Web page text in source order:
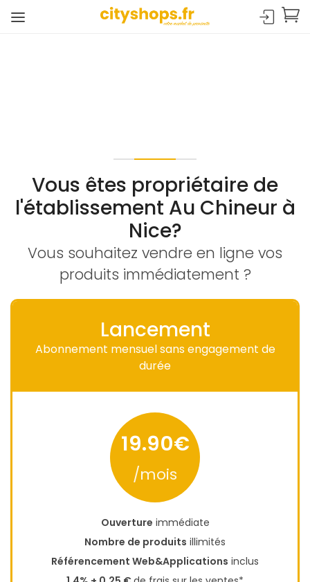
Vous êtes propriétaire de
l'établissement Au Chineur à
Nice?
Vous souhaitez vendre en ligne vos
produits immédiatement ?
Lancement
Abonnement mensuel sans engagement de
durée
19.90€
/mois
Ouverture immédiate
Nombre de produits illimités
Référencement Web&Applications inclus